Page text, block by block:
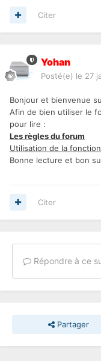
Citer
Yohan
Posté(e) le 27
Bonjour et bienvenue
Afin de bien utiliser le
pour lire :
Les règles du forum
Utilisation de la
Bonne lecture et bon
Citer
Répondre à ce
Partager